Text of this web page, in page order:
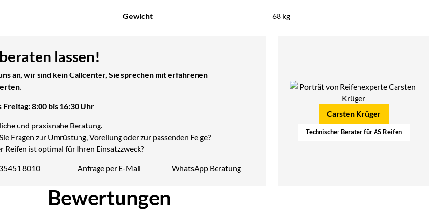
Gewicht 68 kg
lassen!
an, wir sind kein Callcenter, Sie sprechen mit erfahrenen
Freitag: 8:00 bis 16:30 Uhr
und praxisnahe Beratung.
Fragen zur Umrüstung, Voreilung oder zur passenden Felge?
Reifen ist optimal für Ihren Einsatzzweck?
Telefon:
8010 Anfrage per E-Mail WhatsApp Beratung
Carsten Krüger
Technischer Berater für AS Reifen
Bewertungen